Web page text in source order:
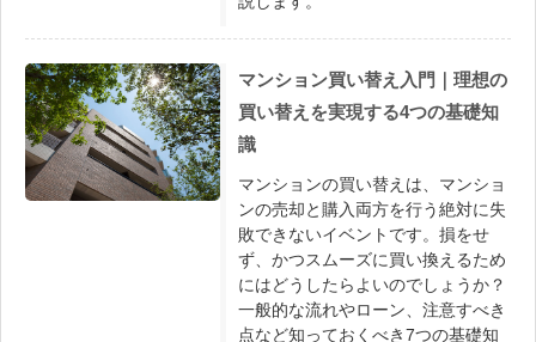
マンション買い替え入門｜理想の
買い替えを実現する4つの基礎知
識
マンションの買い替えは、マンショ
ンの売却と購入両方を行う絶対に失
敗できないイベントです。損をせ
ず、かつスムーズに買い換えるため
にはどうしたらよいのでしょうか？
一般的な流れやローン、注意すべき
点など知っておくべき7つの基礎知